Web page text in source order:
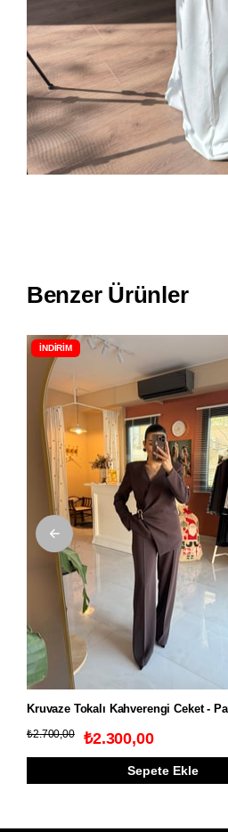
Benzer Ürünler
Kruvaze Tokalı Kahverengi Ceket -
₺2.300,00
₺2.700,00
Sepete Ekle
İNDIRIM